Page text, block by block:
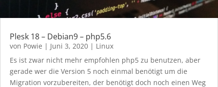
Plesk 18 – Debian9 – php5.6
von Powie | Juni 3, 2020 | Linux
Es ist zwar nicht mehr empfohlen php5 zu benutzen, aber
gerade wer die Version 5 noch einmal benötigt um die
Migration vorzubereiten, der benötigt doch noch einen Weg